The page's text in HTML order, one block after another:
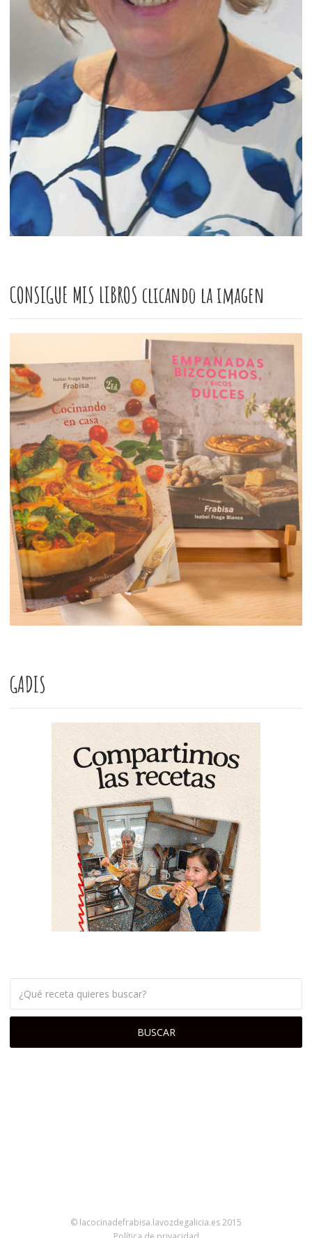
CONSIGUE MIS LIBROS clicando la imagen
GADIS
© lacocinadefrabisa.lavozdegalicia.es 2015